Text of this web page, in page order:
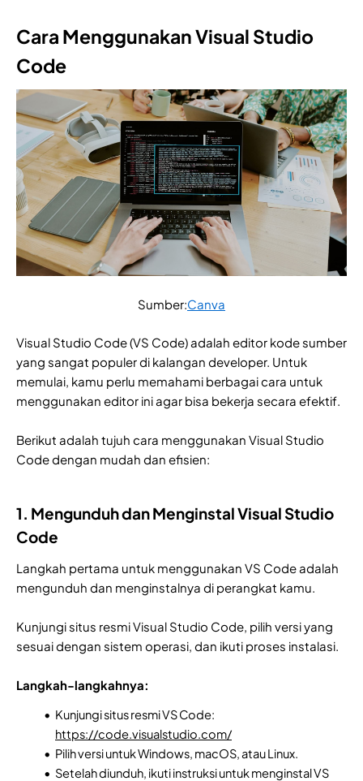
Cara Menggunakan Visual Studio
Code
Sumber:Canva
Visual Studio Code (VS Code) adalah editor kode sumber
yang sangat populer di kalangan developer. Untuk
memulai, kamu perlu memahami berbagai cara untuk
menggunakan editor ini agar bisa bekerja secara efektif.
Berikut adalah tujuh cara menggunakan Visual Studio
Code dengan mudah dan efisien:
1. Mengunduh dan Menginstal Visual Studio
Code
Langkah pertama untuk menggunakan VS Code adalah
mengunduh dan menginstalnya di perangkat kamu.
Kunjungi situs resmi Visual Studio Code, pilih versi yang
sesuai dengan sistem operasi, dan ikuti proses instalasi.
Langkah-langkahnya:
Kunjungi situs resmi VS Code:
https://code.visualstudio.com/
Pilih versi untuk Windows, macOS, atau Linux.
Setelah diunduh, ikuti instruksi untuk menginstal VS